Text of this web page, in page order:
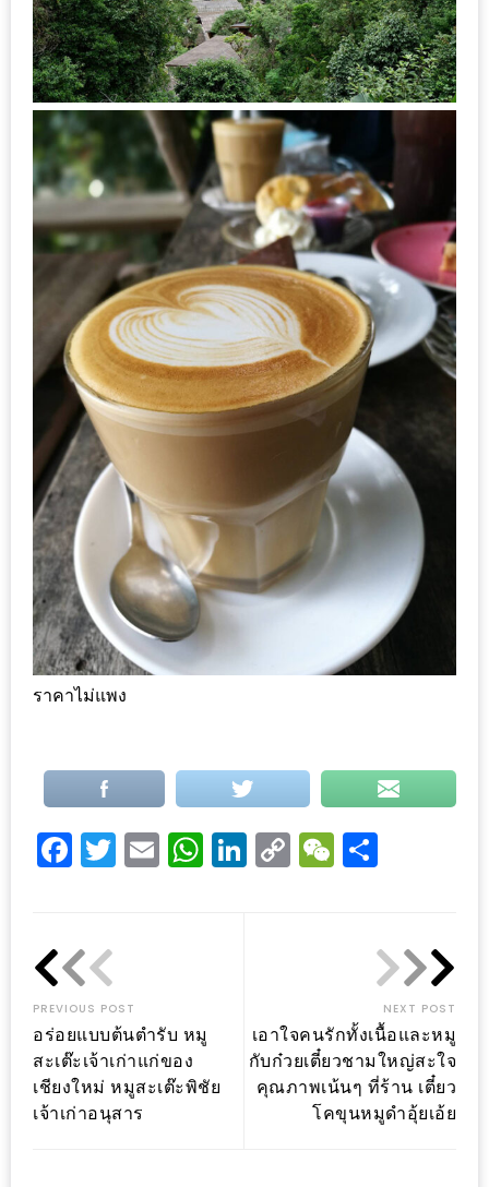
CHECKOUT
DRAFT
บาร์บีคิว
สาว
เหนือ
กับ
สลัด
หนุ่ม
บ้านนา
เมนู
เด็ด
จาก
ANNA
FARM
เอาชนะ
ใจ
กรรมการ
จาก
THE
DISH
ที่
ห้าม
หนาว
นี้
กับ
PING
FAI
FESTIVAL
ราคาไม่แพง
Facebook
Twitter
EmailWhatsApp
LinkedIn
CopyWeChat
PREVIOUS POST
อร่อยแบบต้นตำรับ หมู
สะเต๊ะเจ้าเก่าแก่ของ
เชียงใหม่ หมูสะเต๊ะพิชัย
เจ้าเก่าอนุสาร
NEXT POST
เอาใจคนรักทั้งเนื้อและหมู
กับก๋วยเตี๋ยวชามใหญ่สะใจ
คุณภาพเน้นๆ ที่ร้าน เตี๋ยว
โคขุนหมูดำอุ้ยเอ้ย